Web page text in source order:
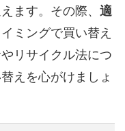
ます。その際、 適
ミングで買い替え
リサイクル法につ
えを心がけましょ